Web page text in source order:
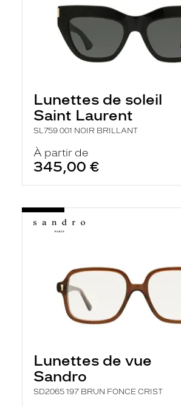
Lunettes de soleil
Saint Laurent
SL759 001 NOIR BRILLANT
À partir de
345,00 €
Lunettes de vue
Sandro
SD2065 197 BRUN FONCE CRIST